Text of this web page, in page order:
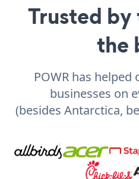
Trusted
the
POWR has
businesses on
(besides Antarctica,